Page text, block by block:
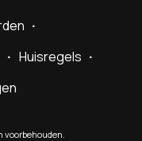
Huisregels
voorbehouden.